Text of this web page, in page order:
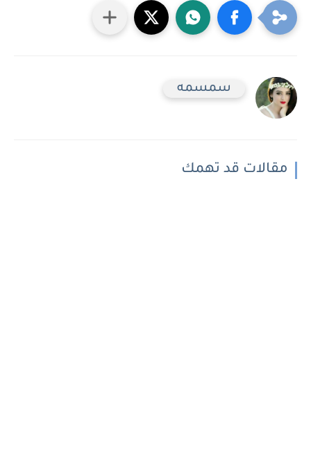
سمسمه
مقالات قد تهمك